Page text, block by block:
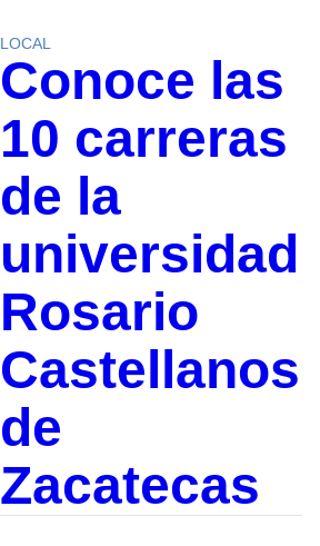
LOCAL
Conoce las
10 carreras
de la
universidad
Rosario
Castellanos
de
Zacatecas